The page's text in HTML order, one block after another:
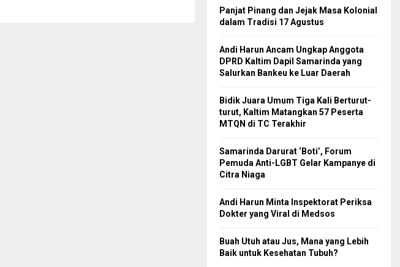
Panjat Pinang dan Jejak Masa Kolonial
dalam Tradisi 17 Agustus
Andi Harun Ancam Ungkap Anggota
DPRD Kaltim Dapil Samarinda yang
Salurkan Bankeu ke Luar Daerah
Bidik Juara Umum Tiga Kali Berturut-
turut, Kaltim Matangkan 57 Peserta
MTQN di TC Terakhir
Samarinda Darurat ‘Boti’, Forum
Pemuda Anti-LGBT Gelar Kampanye di
Citra Niaga
Andi Harun Minta Inspektorat Periksa
Dokter yang Viral di Medsos
Buah Utuh atau Jus, Mana yang Lebih
Baik untuk Kesehatan Tubuh?